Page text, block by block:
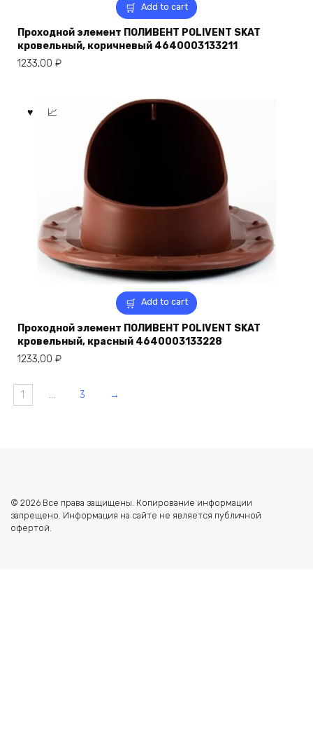
Add to cart
Проходной элемент ПОЛИВЕНТ POLIVENT SKAT
кровельный, коричневый 4640003133211
1233,00 ₽
Add to cart
Проходной элемент ПОЛИВЕНТ POLIVENT SKAT
кровельный, красный 4640003133228
1233,00 ₽
1 … 3 →
© 2026 Все права защищены. Копирование информации
запрещено. Информация на сайте не является публичной
офертой.